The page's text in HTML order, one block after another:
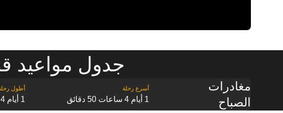
جدول مواعيد
مغادرات
الصباح
1 أيام 4 ساعات 50 دقائق 1 أيام 4 ساعات 50 دقائق